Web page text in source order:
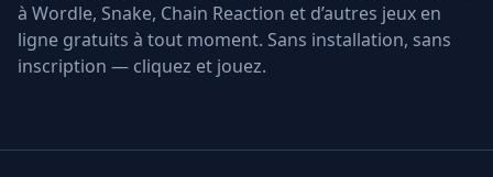
à Wordle, Snake, Chain Reaction et d’autres jeux en
ligne gratuits à tout moment. Sans installation, sans
inscription — cliquez et jouez.